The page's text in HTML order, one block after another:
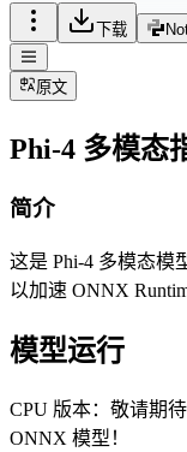
下载
原文
Phi-4 多模态
简介
这是 Phi-4 多模态模
以加速 ONNX
模型运行
CPU 版本：敬请期
ONNX 模型！